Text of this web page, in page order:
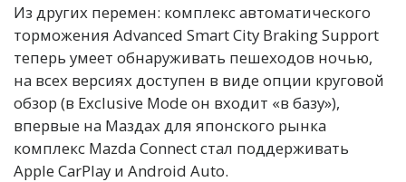
Из других перемен: комплекс автоматического
торможения Advanced Smart City Braking Support
теперь умеет обнаруживать пешеходов ночью,
на всех версиях доступен в виде опции круговой
обзор (в Exclusive Mode он входит «в базу»),
впервые на Маздах для японского рынка
комплекс Mazda Connect стал поддерживать
Apple CarPlay и Android Auto.